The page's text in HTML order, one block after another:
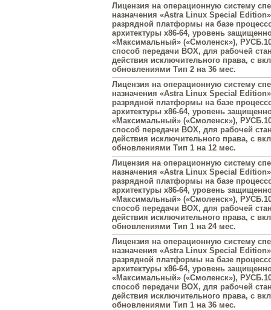
Лицензия на операционную систему
назначения «Astra Linux Special
разрядной платформы на базе
архитектуры х86-64, уровень
«Максимальный» («Смоленск»),
способ передачи BOX, для рабочей
действия исключительного права, с
обновлениями Тип 2 на 36 мес.
Лицензия на операционную систему
назначения «Astra Linux Special
разрядной платформы на базе
архитектуры х86-64, уровень
«Максимальный» («Смоленск»),
способ передачи BOX, для рабочей
действия исключительного права, с
обновлениями Тип 1 на 12 мес.
Лицензия на операционную систему
назначения «Astra Linux Special
разрядной платформы на базе
архитектуры х86-64, уровень
«Максимальный» («Смоленск»),
способ передачи BOX, для рабочей
действия исключительного права, с
обновлениями Тип 1 на 24 мес.
Лицензия на операционную систему
назначения «Astra Linux Special
разрядной платформы на базе
архитектуры х86-64, уровень
«Максимальный» («Смоленск»),
способ передачи BOX, для рабочей
действия исключительного права, с
обновлениями Тип 1 на 36 мес.